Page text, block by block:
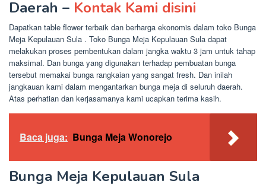
Daerah – Kontak Kami disini
Dapatkan table flower terbaik dan berharga ekonomis dalam toko Bunga
Meja Kepulauan Sula . Toko Bunga Meja Kepulauan Sula dapat
melakukan proses pembentukan dalam jangka waktu 3 jam untuk tahap
maksimal. Dan bunga yang digunakan terhadap pembuatan bunga
tersebut memakai bunga rangkaian yang sangat fresh. Dan inilah
jangkauan kami dalam mengantarkan bunga meja di seluruh daerah.
Atas perhatian dan kerjasamanya kami ucapkan terima kasih.
Baca juga: Bunga Meja Wonorejo
Bunga Meja Kepulauan Sula